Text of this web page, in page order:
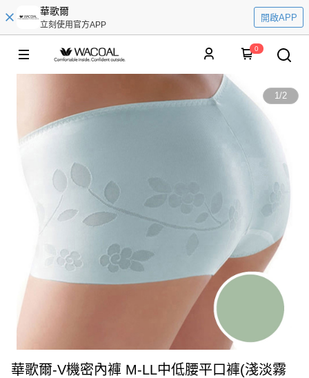
華歌爾
立刻使用官方APP
開啟APP
0
1/2
華歌爾-V機密內褲 M-LL中低腰平口褲(淺淡霧